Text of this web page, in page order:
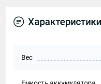
Характеристики
Вес